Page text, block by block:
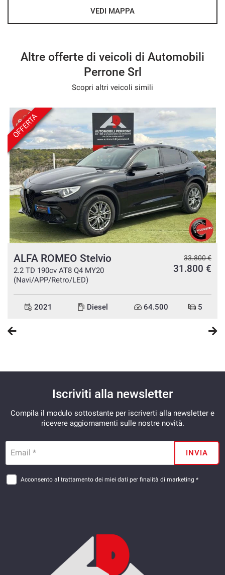
Possibilità di furto e incendio con valore di fattura.
Possibilità di finanziamento in comode rate a tasso
VEDI MAPPA
Altre offerte di veicoli di Automobili
Perrone Srl
Scopri altri veicoli simili
OFFERTA
ALFA ROMEO Stelvio
2.2 TD 190cv AT8 Q4 MY20
(Navi/APP/Retro/LED)
33.800 €
31.800 €
2021 Diesel 64.500 5
Iscriviti alla newsletter
Compila il modulo sottostante per iscriverti alla newsletter e
ricevere aggiornamenti sulle nostre novità.
Email * INVIA
Acconsento al trattamento dei miei dati per finalità di marketing *